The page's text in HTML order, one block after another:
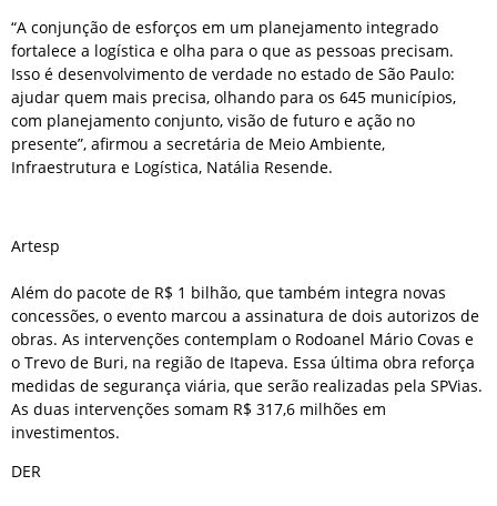
“A conjunção de esforços em um planejamento integrado
fortalece a logística e olha para o que as pessoas precisam.
Isso é desenvolvimento de verdade no estado de São Paulo:
ajudar quem mais precisa, olhando para os 645 municípios,
com planejamento conjunto, visão de futuro e ação no
presente”, afirmou a secretária de Meio Ambiente,
Infraestrutura e Logística, Natália Resende.
Artesp
Além do pacote de R$ 1 bilhão, que também integra novas
concessões, o evento marcou a assinatura de dois autorizos de
obras. As intervenções contemplam o Rodoanel Mário Covas e
o Trevo de Buri, na região de Itapeva. Essa última obra reforça
medidas de segurança viária, que serão realizadas pela SPVias.
As duas intervenções somam R$ 317,6 milhões em
investimentos.
DER